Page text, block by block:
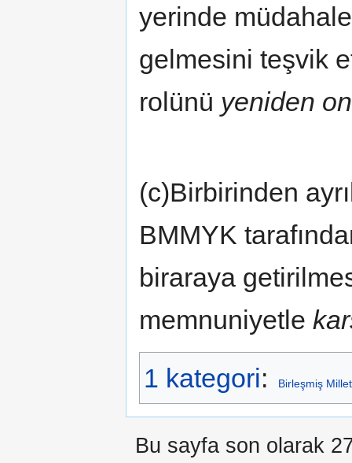
yerinde
gelmesini teşvik
rolünü yeniden
(c)Birbirinden
BMMYK
biraraya
memnuniyetle
1 kategori: Birleşmiş
Bu sayfa son olarak